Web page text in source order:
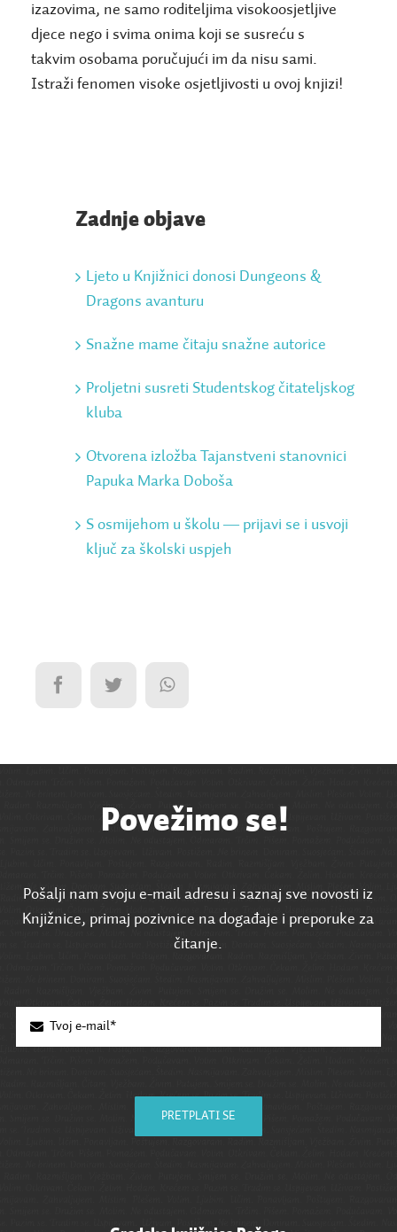
izazovima, ne samo roditeljima visokoosjetljive
djece nego i svima onima koji se susreću s
takvim osobama poručujući im da nisu sami.
Istraži fenomen visoke osjetljivosti u ovoj knjizi!
Zadnje objave
Ljeto u Knjižnici donosi Dungeons &
Dragons avanturu
Snažne mame čitaju snažne autorice
Proljetni susreti Studentskog čitateljskog
kluba
Otvorena izložba Tajanstveni stanovnici
Papuka Marka Doboša
S osmijehom u školu ― prijavi se i usvoji
ključ za školski uspjeh
Povežimo se!
Pošalji nam svoju e-mail adresu i saznaj sve novosti iz
Knjižnice, primaj pozivnice na događaje i preporuke za
čitanje.
PRETPLATI SE